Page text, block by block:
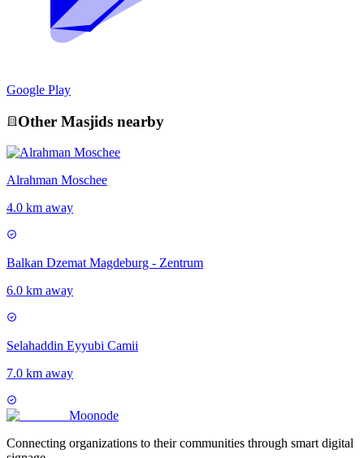
Google Play
Other Masjids nearby
Alrahman Moschee
4.0 km away
Balkan Dzemat Magdeburg - Zentrum
6.0 km away
Selahaddin Eyyubi Camii
7.0 km away
Moonode
Connecting organizations to their communities through smart digital